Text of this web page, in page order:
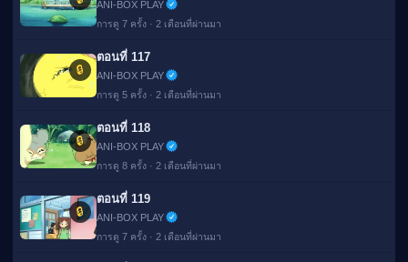
ANI-BOX PLAY
การดู 7 ครั้ง · 2 เดือนที่ผ่านมา
🔒
ตอนที่ 117
ANI-BOX PLAY
การดู 5 ครั้ง · 2 เดือนที่ผ่านมา
🔒
ตอนที่ 118
ANI-BOX PLAY
การดู 8 ครั้ง · 2 เดือนที่ผ่านมา
🔒
ตอนที่ 119
ANI-BOX PLAY
การดู 7 ครั้ง · 2 เดือนที่ผ่านมา